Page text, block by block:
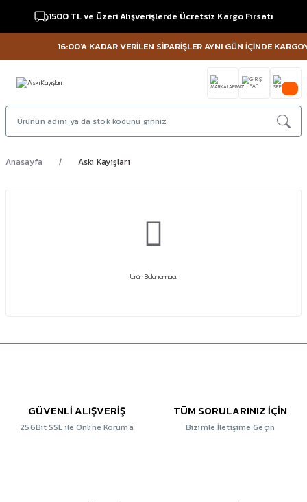
1500 TL ve Üzeri Alışverişlerde Ücretsiz Kargo Fırsatı
16:00'A KADAR VERİLEN SİPARİŞLER AYNI GÜN İÇİNDE
Anasayfa Askı Kayışları
Ürün Bulunamadı.
GÜVENLİ ALIŞVERİŞ
256Bit SSL ile Online Koruma
TÜM SORULARINIZ İÇİN
Bizimle İletişime Geçin